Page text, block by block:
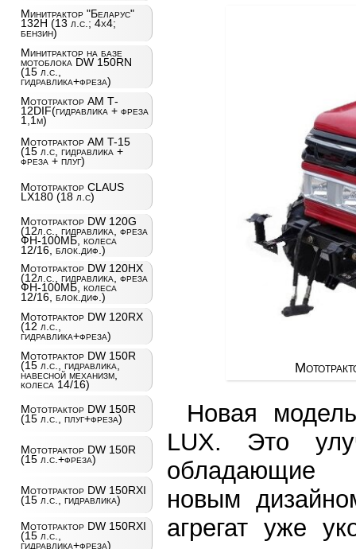
Минитрактор "Беларус"
132Н (13 л.с.; 4х4;
бензин)
Минитрактор на базе
мотоблока DW 150RN
(15 л.с.,
гидравлика+фреза)
Мототрактор AM T­
12DIF(гидравлика + фреза
1,1м)
Мототрактор AM T-15
(15 л.с, гидравлика +
фреза + плуг)
Мототрактор CLAUS
LX180 (18 л.с)
Мототрактор DW 120G
(12л.с., гидравлика, фреза
ФН-100МБ, колеса
12/16, блок.диф.)
Мототрактор DW 120HX
(12л.с., гидравлика, фреза
ФН-100МБ, колеса
12/16, блок.диф.)
Мототрактор DW 120RX
(12 л.с.,
гидравлика+фреза)
Мототрактор DW 150R
(15 л.с., гидравлика,
навесной механизм,
колеса 14/16)
Мототрактор DW 150R
(15 л.с., плуг+фреза)
Мототрактор DW 150R
(15 л.с.+фреза)
Мототрактор DW 150RXI
(15 л.с., гидравлика)
Мототрактор DW 150RXI
(15 л.с.,
гидравлика+фреза)
Новая
LUX. Это
обладающие
новым
агрегат уже